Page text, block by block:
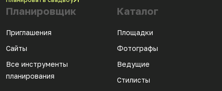
Планировщик
Приглашения
Сайты
Все инструменты
планирования
Каталог
Площадки
Фотографы
Ведущие
Стилисты